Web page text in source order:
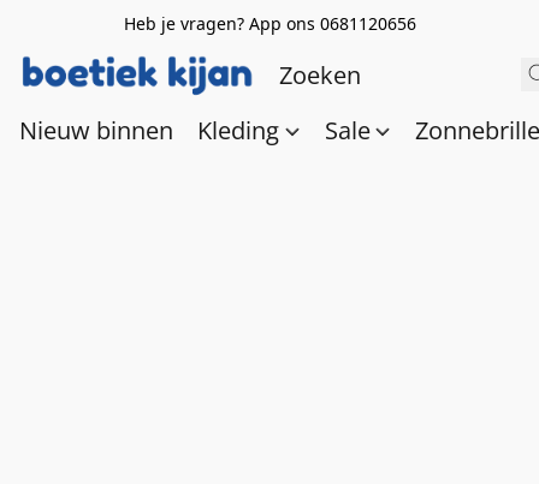
Heb je vragen? App ons 0681120656
Nieuw binnen Kleding Sale